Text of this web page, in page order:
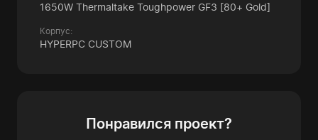
1650W Thermaltake Toughpower GF3 [80+ Gold]
Корпус:
HYPERPC CUSTOM
Понравился проект?